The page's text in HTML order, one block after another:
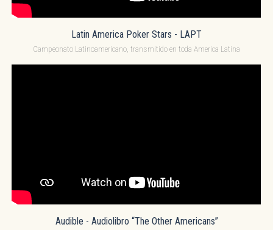
Latin America Poker Stars - LAPT
Campeonato Latinoamericano, transmitido en toda America Latina
Audible - Audiolibro “The Other Americans”